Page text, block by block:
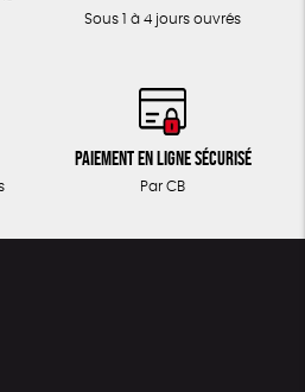
Sous 1 à 4 jours ouvrés
Paiement en ligne sécurisé
Par CB